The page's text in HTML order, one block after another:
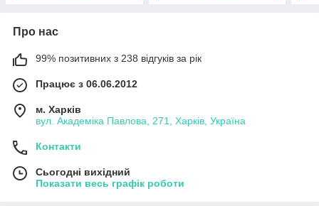
Про нас
99% позитивних з 238 відгуків за рік
Працює з 06.06.2012
м. Харків
вул. Академіка Павлова, 271, Харків, Україна
Контакти
Сьогодні вихідний
Показати весь графік роботи